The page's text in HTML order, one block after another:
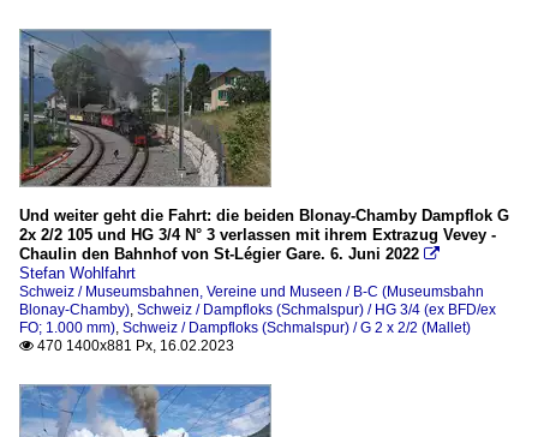
Und weiter geht die Fahrt: die beiden Blonay-Chamby Dampflok G
2x 2/2 105 und HG 3/4 N° 3 verlassen mit ihrem Extrazug Vevey -
Chaulin den Bahnhof von St-Légier Gare. 6. Juni 2022 
Stefan Wohlfahrt
Schweiz / Museumsbahnen, Vereine und Museen / B-C (Museumsbahn
Blonay-Chamby), Schweiz / Dampfloks (Schmalspur) / HG 3/4 (ex BFD/ex
FO; 1.000 mm), Schweiz / Dampfloks (Schmalspur) / G 2 x 2/2 (Mallet)
 470 1400x881 Px, 16.02.2023